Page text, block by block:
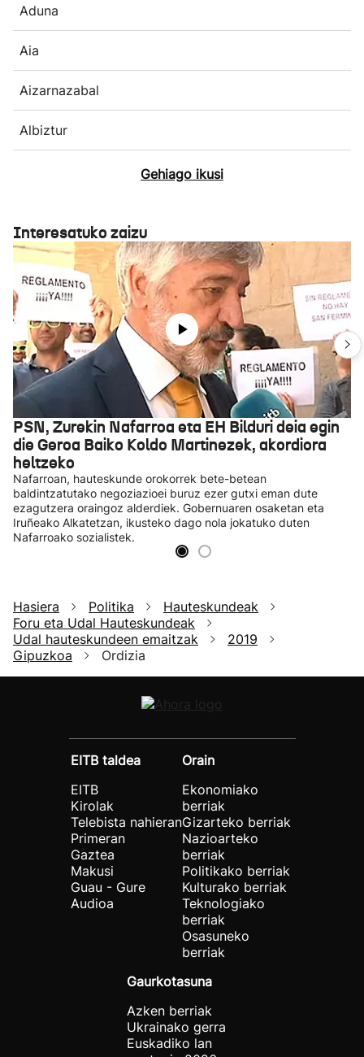
Aduna
Aia
Aizarnazabal
Albiztur
Gehiago ikusi
Interesatuko zaizu
PSN, Zurekin Nafarroa eta EH Bilduri deia egin
die Geroa Baiko Koldo Martinezek, akordiora
heltzeko
Nafarroan, hauteskunde orokorrek bete-betean
baldintzatutako negoziazioei buruz ezer gutxi eman dute
ezagutzera oraingoz alderdiek. Gobernuaren osaketan eta
Iruñeako Alkatetzan, ikusteko dago nola jokatuko duten
Nafarroako sozialistek.
Hasiera Politika
Hauteskundeak
Foru eta Udal Hauteskundeak
Udal hauteskundeen emaitzak
2019
Gipuzkoa
Ordizia
EITB taldea
EITB
Kirolak
Telebista nahieran
Primeran
Gaztea
Makusi
Guau - Gure
Audioa
Orain
Ekonomiako
berriak
Gizarteko berriak
Nazioarteko
berriak
Politikako berriak
Kulturako berriak
Teknologiako
berriak
Osasuneko
berriak
Gaurkotasuna
Azken berriak
Ukrainako gerra
Euskadiko lan